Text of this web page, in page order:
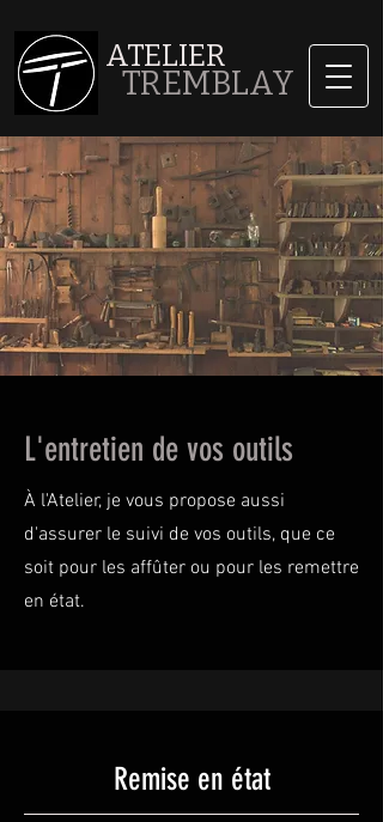
ATELIER
TREMBLAY
L'entretien de vos outils
À l'Atelier, je vous propose aussi
d'assurer le suivi de vos outils, que ce
soit pour les affûter ou pour les remettre
en état.
Remise en état